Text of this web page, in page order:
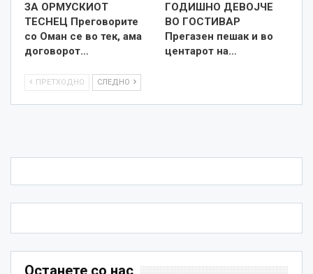
ЗА ОРМУСКИОТ
ТЕСНЕЦ Преговорите
со Оман се во тек, ама
договорот…
ГОДИШНО ДЕВОЈЧЕ
ВО ГОСТИВАР
Прегазен пешак и во
центарот на…
ПРЕТХОДНО СЛЕДНО